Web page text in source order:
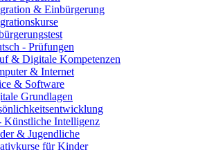
& Einbürgerung
- Prüfungen
& Digitale Kompetenzen
& Internet
& Software
Grundlagen
Künstliche Intelligenz
& Jugendliche
für Kinder